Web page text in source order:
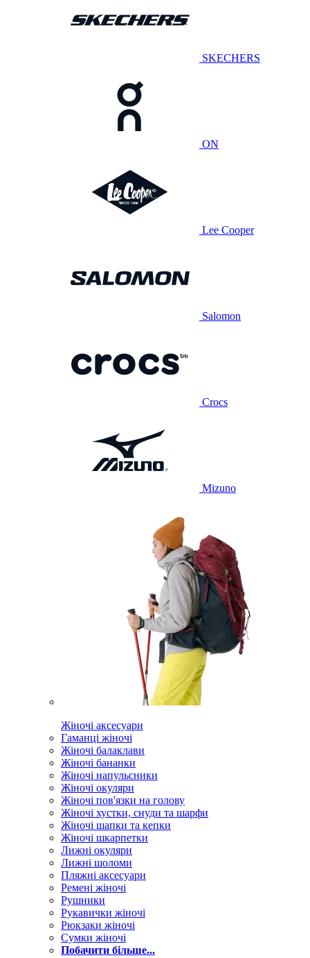
SKECHERS
ON
Lee Cooper
Salomon
Crocs
Mizuno
Жіночі аксесуари
Гаманці жіночі
Жіночі балаклави
Жіночі бананки
Жіночі напульсники
Жіночі окуляри
Жіночі пов'язки на голову
Жіночі хустки, снуди та шарфи
Жіночі шапки та кепки
Жіночі шкарпетки
Лижні окуляри
Лижні шоломи
Пляжні аксесуари
Ремені жіночі
Рушники
Рукавички жіночі
Рюкзаки жіночі
Сумки жіночі
Побачити більше...